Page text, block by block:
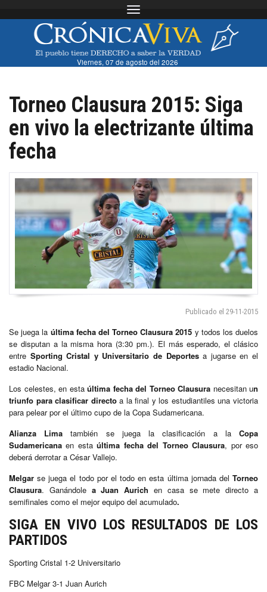
Toggle navigation
Viernes, 07 de agosto del 2026
Torneo Clausura 2015: Siga
en vivo la electrizante última
fecha
Publicado el 29-11-2015
Se juega la última fecha del Torneo Clausura 2015 y todos los duelos
se disputan a la misma hora (3:30 pm.). El más esperado, el clásico
entre Sporting Cristal y Universitario de Deportesa jugarse en el
estadio Nacional.
Los celestes, en estaúltima fecha del Torneo Clausura necesitan un
triunfo para clasificar directoa la final y los estudiantiles una victoria
para pelear por el último cupo de la Copa Sudamericana.
Alianza Lima también se juega la clasificación a laCopa
Sudamericana en estaúltima fecha del Torneo Clausura, por eso
deberá derrotar a César Vallejo.
Melgar se juega el todo por el todo en esta última jornada del Torneo
Clausura. Ganándole a Juan Aurich en casa se mete directo a
semifinales como el mejor equipo del acumulado.
SIGA EN VIVO LOS RESULTADOS DE LOS
PARTIDOS
Sporting Cristal 1-2 Universitario
FBC Melgar 3-1 Juan Aurich